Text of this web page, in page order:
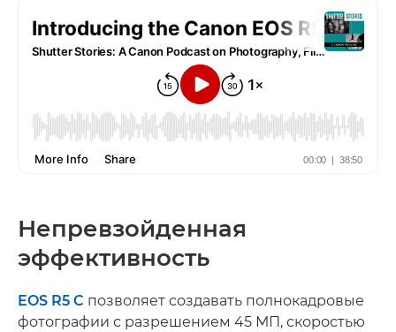
Непревзойденная
эффективность
EOS R5 C позволяет создавать полнокадровые
фотографии с разрешением 45 МП, скоростью